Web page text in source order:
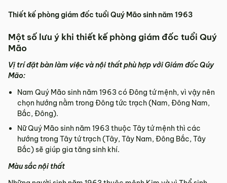
Thiết kế phòng giám đốc tuổi Quý Mão sinh năm 1963
Một số lưu ý khi thiết kế phòng giám đốc tuổi Quý
Mão
Vị trí đặt bàn làm việc và nội thất phù hợp với Giám đốc Qúy
Mão:
Nam Quý Mão sinh năm 1963 có Đông tứ mệnh, vì vậy nên
chọn hướng nằm trong Đông tức trạch (Nam, Đông Nam,
Bắc, Đông).
Nữ Quý Mão sinh năm 1963 thuộc Tây tứ mệnh thì các
hướng trong Tây tứ trạch (Tây, Tây Nam, Đông Bắc, Tây
Bắc) sẽ giúp gia tăng sinh khí.
Màu sắc nội thất